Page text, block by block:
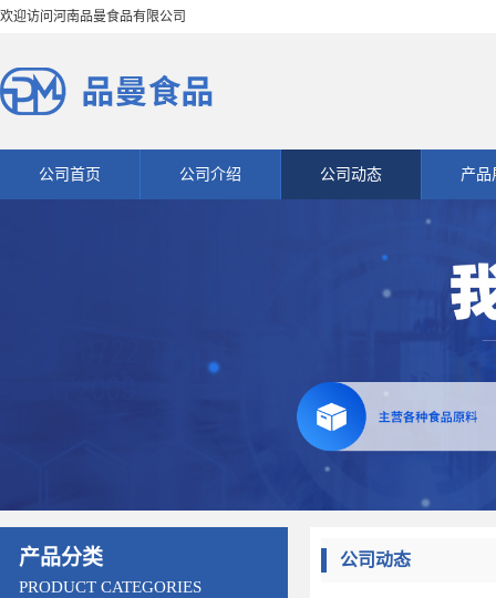
欢迎访问河南品曼食品有限公司
公司首页 公司介绍 公司动态 产品
产品分类
PRODUCT CATEGORIES
公司动态